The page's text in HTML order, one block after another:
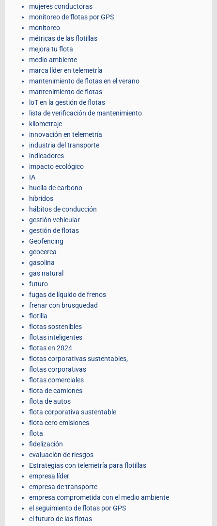
mujeres conductoras
monitoreo de flotas por GPS
monitoreo
métricas de las flotillas
mejora tu flota
medio ambiente
marca líder en telemetría
mantenimiento de flotas en el verano
mantenimiento de flotas
loT en la gestión de flotas
lista de verificación de mantenimiento
kilometraje
innovación en telemetría
industria del transporte
indicadores
impacto ecológico
IA
huella de carbono
híbridos
hábitos de conducción
gestión vehicular
gestión de flotas
Geofencing
geocerca
gasolina
gas natural
futuro
fugas de líquido de frenos
frenar con brusquedad
flotilla
flotas sostenibles
flotas inteligentes
flotas en 2024
flotas corporativas sustentables,
flotas corporativas
flotas comerciales
flota de camiones
flota de autos
flota corporativa sustentable
flota cero emisiones
flota
fidelización
evaluación de riesgos
Estrategias con telemetría para flotillas
empresa líder
empresa de transporte
empresa comprometida con el medio ambiente
el seguimiento de flotas por GPS
el futuro de las flotas